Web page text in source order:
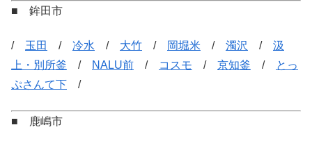
■ 鉾田市
/ 玉田 / 冷水 / 大竹 / 岡堀米 / 濁沢 / 汲
上・別所釜 / NALU前 / コスモ / 京知釜 /
とっ
ぷさんて下 /
■ 鹿嶋市